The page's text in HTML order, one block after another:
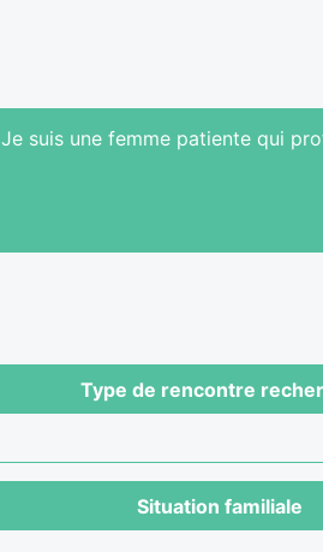
Je suis une femme patiente qui
Type de rencontre
Situation familiale